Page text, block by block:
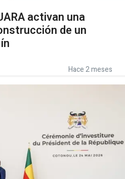
activan una
de un
Hace 2 meses